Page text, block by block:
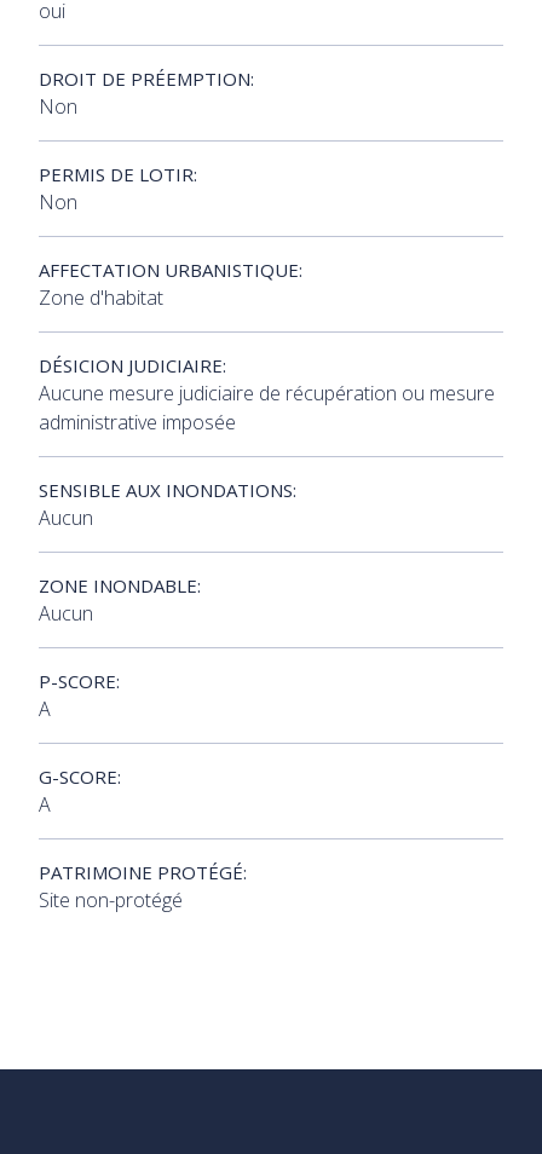
oui
DROIT DE PRÉEMPTION:
Non
PERMIS DE LOTIR:
Non
AFFECTATION URBANISTIQUE:
Zone d'habitat
DÉSICION JUDICIAIRE:
Aucune mesure judiciaire de récupération ou mesure
administrative imposée
SENSIBLE AUX INONDATIONS:
Aucun
ZONE INONDABLE:
Aucun
P-SCORE:
A
G-SCORE:
A
PATRIMOINE PROTÉGÉ:
Site non-protégé